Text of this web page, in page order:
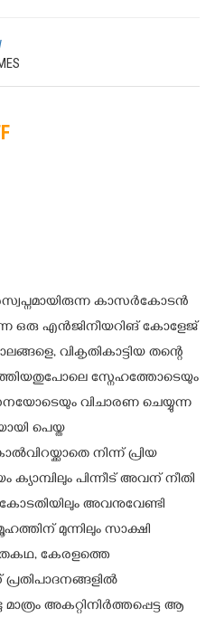
കാസർകോടൻ
ഒരു എൻജിനീയറിങ് കോളേജ്
വികൃതികാട്ടിയ തന്റെ
സ്നേഹത്തോടെയും
വിചാരണ ചെയ്യുന്ന
പെയ്ത
നിന്ന് പ്രിയ
പിന്നീട് അവന് നീതി
അവനുവേണ്ടി
മുന്നിലും സാക്ഷി
കേരളത്തെ
അകറ്റിനിർത്തപ്പെട്ട ആ